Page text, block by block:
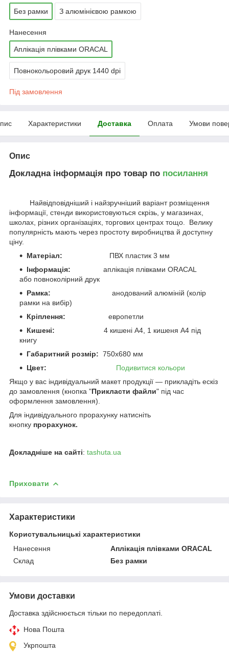
Без рамки З алюмінієвою рамкою
Нанесення
Аплікація плівками ORACAL
Повнокольоровий друк 1440 dpi
Під замовлення
Характеристики Доставка Оплата Умови
Опис
Докладна інформація про товар по посилання
Найвідповідніший і найзручніший варіант розміщення
інформації, стенди використовуються скрізь, у магазинах,
школах, різних організаціях, торгових центрах тощо. Велику
популярність мають через простоту виробництва й доступну
ціну.
Матеріал: ПВХ пластик 3 мм
Інформація: аплікація плівками ORACAL
або повноколірний друк
Рамка: анодований алюміній (колір
рамки на вибір)
Кріплення: европетли
Кишені: 4 кишені А4, 1 кишеня А4 під
книгу
Габаритний розмір: 750х680 мм
Цвет:
Подивитися кольори
Якщо у вас індивідуальний макет продукції — прикладіть ескіз
до замовлення (кнопка "Прикласти файли" під час
оформлення замовлення).
Для індивідуального прорахунку натисніть
кнопку прорахунок.
Докладніше на сайті: tashuta.ua
Приховати
Характеристики
Користувальницькі характеристики
Нанесення
Аплікація плівками ORACAL
Склад
Без рамки
Умови доставки
Доставка здійснюється тільки по передоплаті.
Нова Пошта
Укрпошта